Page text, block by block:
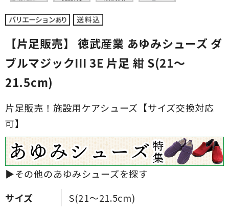
【片足販売】 徳武産業 あゆみシューズ ダ
ブルマジックIII 3E 片足 紺 S(21～
21.5cm)
片足販売！施設用ケアシューズ【サイズ交換対応
可】
サイズ
S(21～21.5cm)
▶その他のあゆみシューズを探す